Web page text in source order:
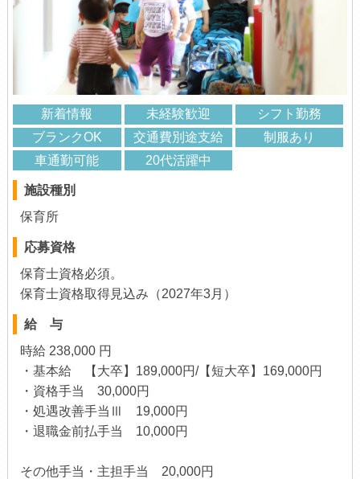
新着情報 未経験歓迎
シフト勤務
ブランクOK
交通費別途支給
制服あり
車通勤可能
20代活躍中
施設種別
保育所
応募資格
保育士資格必須。
保育士資格取得見込み（2027年3月）
給 与
時給 238,000 円
・基本給 【大卒】189,000円/【短大卒】169,000円
・資格手当 30,000円
・処遇改善手当Ⅲ 19,000円
・退職金前払手当 10,000円
その他手当・主担手当 20,000円